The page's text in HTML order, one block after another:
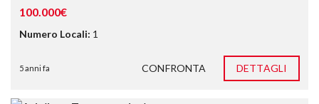
100.000€
Numero Locali: 1
5 anni fa CONFRONTA DETTAGLI